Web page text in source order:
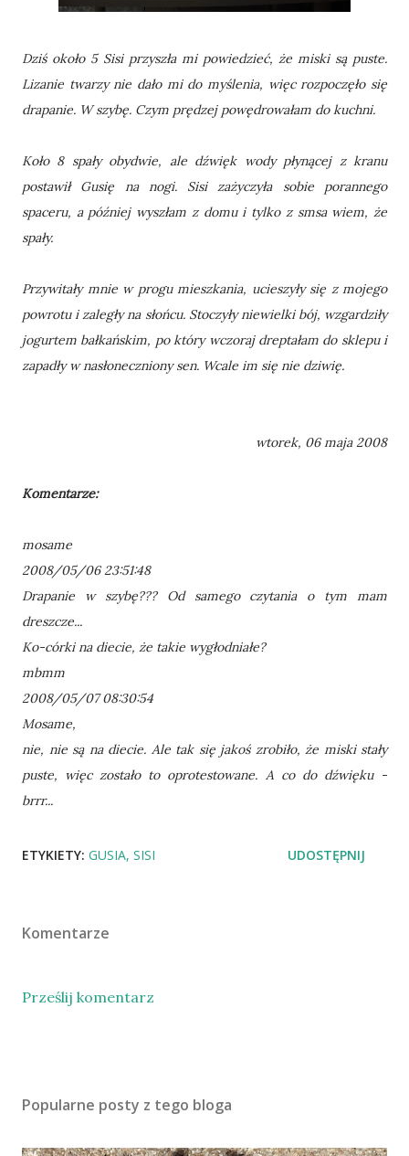
Dziś około 5 Sisi przyszła mi powiedzieć, że miski są puste.
Lizanie twarzy nie dało mi do myślenia, więc rozpoczęło się
drapanie. W szybę. Czym prędzej powędrowałam do kuchni.
Koło 8 spały obydwie, ale dźwięk wody płynącej z kranu
postawił Gusię na nogi. Sisi zażyczyła sobie porannego
spaceru, a później wyszłam z domu i tylko z smsa wiem, że
spały.
Przywitały mnie w progu mieszkania, ucieszyły się z mojego
powrotu i zaległy na słońcu. Stoczyły niewielki bój, wzgardziły
jogurtem bałkańskim, po który wczoraj dreptałam do sklepu i
zapadły w nasłoneczniony sen. Wcale im się nie dziwię.
wtorek, 06 maja 2008
Komentarze:
mosame
2008/05/06 23:51:48
Drapanie w szybę??? Od samego czytania o tym mam
dreszcze...
Ko-córki na diecie, że takie wygłodniałe?
mbmm
2008/05/07 08:30:54
Mosame,
nie, nie są na diecie. Ale tak się jakoś zrobiło, że miski stały
puste, więc zostało to oprotestowane. A co do dźwięku -
brrr...
ETYKIETY: GUSIA SISI UDOSTĘPNIJ
Komentarze
Prześlij komentarz
Popularne posty z tego bloga